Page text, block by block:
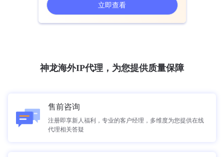
立即查看
神龙海外IP代理，为您提供质量保障
售前咨询
注册即享新人福利，专业的客户经理，多维度为您提供在线
代理相关答疑